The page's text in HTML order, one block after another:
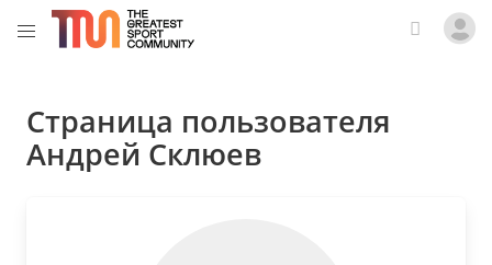
Страница пользователя
Андрей Склюев